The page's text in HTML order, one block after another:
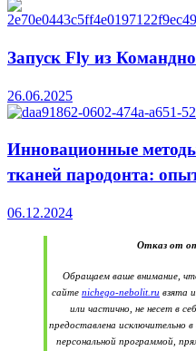
Запуск Fly из
26.06.2025
Инновационные
тканей пародонта:
06.12.2024
Отказ от
Обращаем ваше внимание,
сайте nichego-nebolit.ru взята
или частично, не несет в
предоставлена исключительно в
персональной программой,